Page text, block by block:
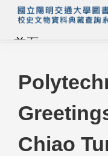
首頁
藏品查詢
校史館簡介
藏品清單全覽
Chiao